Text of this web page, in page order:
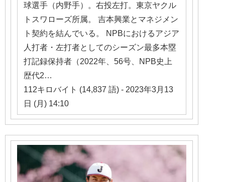
球選手（内野手）。右投左打。東京ヤクル
トスワローズ所属。 吉本興業とマネジメン
ト契約を結んでいる。 NPBにおけるアジア
人打者・左打者としてのシーズン最多本塁
打記録保持者（2022年、56号、NPB史上
歴代2…
112キロバイト (14,837 語) - 2023年3月13
日 (月) 14:10